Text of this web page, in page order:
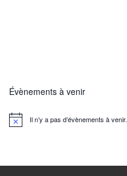
Évènements à venir
e
Il n’y a pas d’évènements à venir.